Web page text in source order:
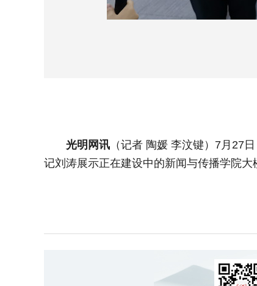
光明网讯 （记者 陶媛 李汶键）7月27
记刘涛展示正在建设中的新闻与传播学院大